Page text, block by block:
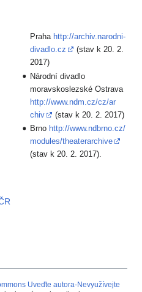
Praha http://archiv.narodni-
divadlo.cz
(stav k 20. 2.
2017)
Národní divadlo
moravskoslezské Ostrava
http://www.ndm.cz/cz/ar
chiv
(stav k 20. 2. 2017)
Brno http://www.ndbrno.cz/
modules/theaterarchive
(stav k 20. 2. 2017).
Uveďte autora-Nevyužívejte